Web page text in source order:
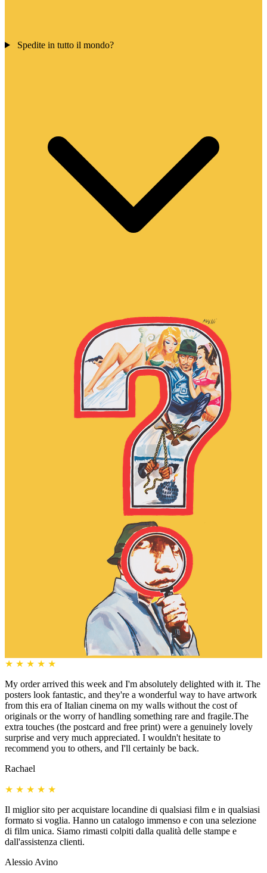
Spedite in tutto il mondo?
★ ★ ★ ★ ★
My order arrived this week and I'm absolutely delighted with it. The
posters look fantastic, and they're a wonderful way to have artwork
from this era of Italian cinema on my walls without the cost of
originals or the worry of handling something rare and fragile.The
extra touches (the postcard and free print) were a genuinely lovely
surprise and very much appreciated. I wouldn't hesitate to
recommend you to others, and I'll certainly be back.
Rachael
★ ★ ★ ★ ★
Il miglior sito per acquistare locandine di qualsiasi film e in qualsiasi
formato si voglia. Hanno un catalogo immenso e con una selezione
di film unica. Siamo rimasti colpiti dalla qualità delle stampe e
dall'assistenza clienti.
Alessio Avino